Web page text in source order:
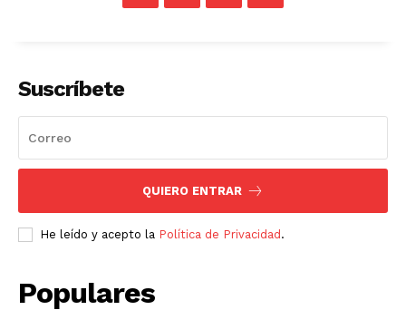
Suscríbete
QUIERO ENTRAR
He leído y acepto la Política de Privacidad .
Populares